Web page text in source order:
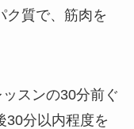
ク質で、筋肉を
スンの30分前ぐ
30分以内程度を